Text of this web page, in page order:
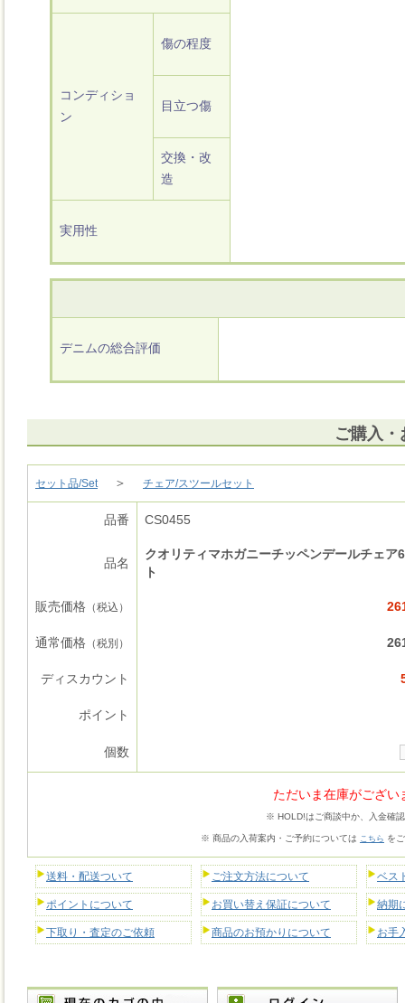
コンディショ
ン
傷の程度
目立つ傷
交換・改
造
実用性
デニムの総合評価
ご購入
セット品/Set＞ チェア/スツールセット
品番 CS0455
品名
クオリティマホガニーチッペンデールチェア
ト
販売価格 （税込）
通常価格 （税別）
ディスカウント
ポイント
個数
ただいま在庫がござい
※ HOLD!はご商談中か、入金確
※ 商品の入荷案内・ご予約については こちら を
送料・配送ついて ご注文方法について ベス
ポイントについて お買い替え保証について 納期
下取り・査定のご依頼 商品のお預かりについて お手